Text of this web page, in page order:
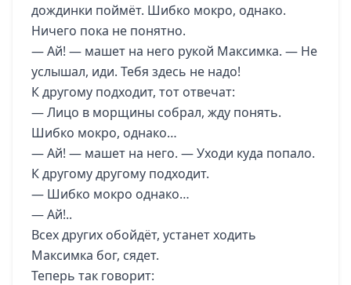
дождинки поймёт. Шибко мокро, однако.
Ничего пока не понятно.
— Ай! — машет на него рукой Максимка. — Не
услышал, иди. Тебя здесь не надо!
К другому подходит, тот отвечат:
— Лицо в морщины собрал, жду понять.
Шибко мокро, однако…
— Ай! — машет на него. — Уходи куда попало.
К другому другому подходит.
— Шибко мокро однако…
— Ай!..
Всех других обойдёт, устанет ходить
Максимка бог, сядет.
Теперь так говорит: